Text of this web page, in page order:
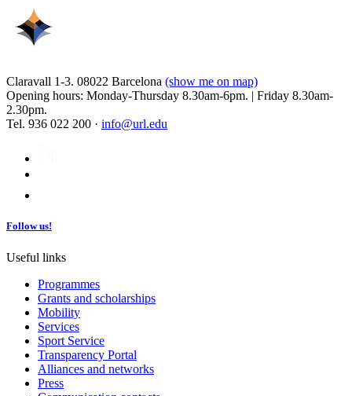
Claravall 1-3. 08022 Barcelona (show me on map)
Opening hours: Monday-Thursday 8.30am-6pm. | Friday 8.30am-
2.30pm.
Tel. 936 022 200 · info@url.edu
Follow us!
Useful links
Programmes
Grants and scholarships
Mobility
Services
Sport Service
Transparency Portal
Alliances and networks
Press